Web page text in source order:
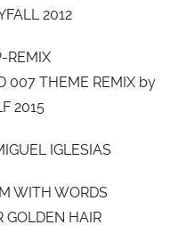
2012
REMIX
007 THEME REMIX by
2015
IGLESIAS
WITH WORDS
GOLDEN HAIR